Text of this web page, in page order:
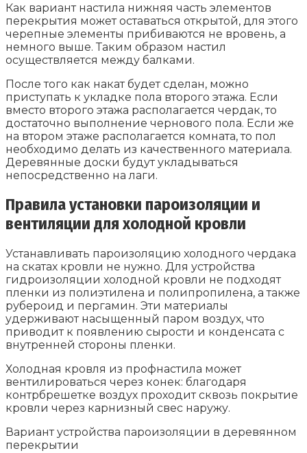
Как вариант настила нижняя часть элементов
перекрытия может оставаться открытой, для этого
черепные элементы прибиваются не вровень, а
немного выше. Таким образом настил
осуществляется между балками.
После того как накат будет сделан, можно
приступать к укладке пола второго этажа. Если
вместо второго этажа располагается чердак, то
достаточно выполнение чернового пола. Если же
на втором этаже располагается комната, то пол
необходимо делать из качественного материала.
Деревянные доски будут укладываться
непосредственно на лаги.
Правила установки пароизоляции и
вентиляции для холодной кровли
Устанавливать пароизоляцию холодного чердака
на скатах кровли не нужно. Для устройства
гидроизоляции холодной кровли не подходят
пленки из полиэтилена и полипропилена, а также
рубероид и пергамин. Эти материалы
удерживают насыщенный паром воздух, что
приводит к появлению сырости и конденсата с
внутренней стороны пленки.
Холодная кровля из профнастила может
вентилироваться через конек: благодаря
контрбрешетке воздух проходит сквозь покрытие
кровли через карнизный свес наружу.
Вариант устройства пароизоляции в деревянном
перекрытии